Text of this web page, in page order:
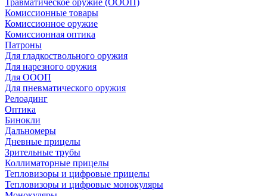
Травматическое оружие (ОООП)
Комиссионные товары
Комиссионное оружие
Комиссионная оптика
Патроны
Для гладкоствольного оружия
Для нарезного оружия
Для ОООП
Для пневматического оружия
Релоадинг
Оптика
Бинокли
Дальномеры
Дневные прицелы
Зрительные трубы
Коллиматорные прицелы
Тепловизоры и цифровые прицелы
Тепловизоры и цифровые монокуляры